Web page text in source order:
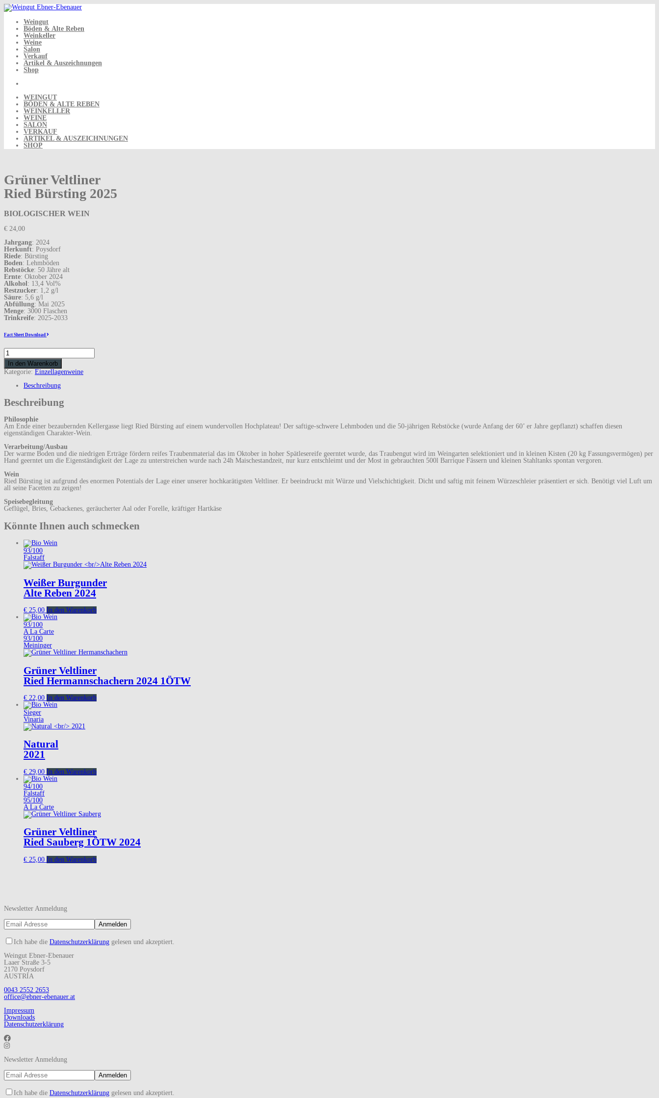
Skip
to
content Weingut
Böden & Alte Reben
Weinkeller
Weine
Salon
Verkauf
Artikel & Auszeichnungen
Shop
WEINGUT
BÖDEN & ALTE REBEN
WEINKELLER
WEINE
SALON
VERKAUF
ARTIKEL & AUSZEICHNUNGEN
SHOP
Grüner Veltliner
Ried Bürsting 2025
BIOLOGISCHER WEIN
€ 24,00
Jahrgang: 2024
Herkunft: Poysdorf
Riede: Bürsting
Boden: Lehmböden
Rebstöcke: 50 Jähre alt
Ernte: Oktober 2024
Alkohol : 13,4 Vol%
Restzucker: 1,2 g/l
Säure: 5,6 g/l
Abfüllung: Mai 2025
Menge: 3000 Flaschen
Trinkreife: 2025-2033
Fact Sheet Download
Grüner
Veltliner
Ried
Bürsting
Menge
In den Warenkorb
Kategorie: Einzellagenweine
Beschreibung
Beschreibung
Philosophie
Am Ende einer bezaubernden Kellergasse liegt Ried Bürsting auf einem wundervollen Hochplateau! Der saftige-schwere Lehmboden und die 50-jährigen Rebstöcke (wurde Anfang der 60’ er Jahre gepflanzt) schaffen diesen
eigenständigen Charakter-Wein.
Verarbeitung/Ausbau
Der warme Boden und die niedrigen Erträge fördern reifes Traubenmaterial das im Oktober in hoher Spätlesereife geerntet wurde, das Traubengut wird im Weingarten selektioniert und in kleinen Kisten (20 kg Fassungsvermögen) per
Hand geerntet um die Eigenständigkeit der Lage zu unterstreichen wurde nach 24h Maischestandzeit, nur kurz entschleimt und der Most in gebrauchten 500l Barrique Fässern und kleinen Stahltanks spontan vergoren.
Wein
Ried Bürsting ist aufgrund des enormen Potentials der Lage einer unserer hochkarätigsten Veltliner. Er beeindruckt mit Würze und Vielschichtigkeit. Dicht und saftig mit feinem Würzeschleier präsentiert er sich. Benötigt viel Luft um
all seine Facetten zu zeigen!
Speisebegleitung
Geflügel, Bries, Gebackenes, geräucherter Aal oder Forelle, kräftiger Hartkäse
Könnte Ihnen auch schmecken
93/100
Falstaff
Weißer Burgunder
Alte Reben 2024
€ 25,00 In den Warenkorb
93/100
A La Carte
93/100
Meininger
Grüner Veltliner
Ried Hermannschachern 2024 1ÖTW
€ 22,00 In den Warenkorb
Sieger
Vinaria
Natural
2021
€ 29,00 In den Warenkorb
94/100
Falstaff
95/100
A La Carte
Grüner Veltliner
Ried Sauberg 1ÖTW 2024
€ 25,00 In den Warenkorb
Newsletter Anmeldung
Ich habe die Datenschutzerklärung gelesen und akzeptiert.
Weingut Ebner-Ebenauer
Laaer Straße 3-5
2170 Poysdorf
AUSTRIA
0043 2552 2653
office@ebner-ebenauer.at
Impressum
Downloads
Datenschutzerklärung
Newsletter Anmeldung
Ich habe die Datenschutzerklärung gelesen und akzeptiert.